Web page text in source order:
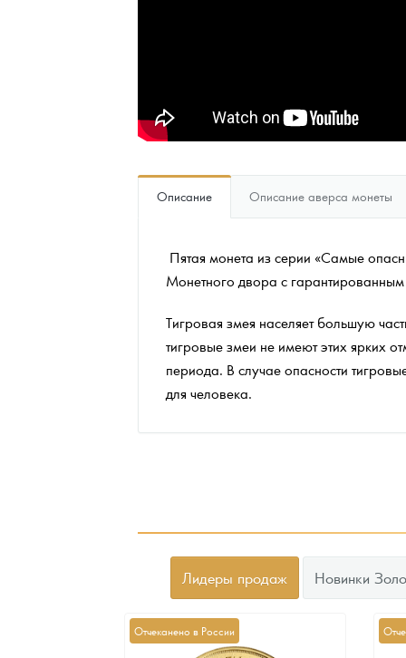
Книги по нумизматике
Описание Описание аверса монеты
Пятая монета из серии «Самые
Монетного двора с
Тигровая змея населяет большую
тигровые змеи не имеют этих ярких
периода. В случае опасности
для человека.
Лидеры продаж Новинки
Отчеканено в России